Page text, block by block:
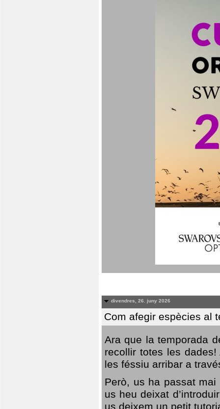
divendres, 26. juny 2026
Com afegir espècies al
Ara que la temporada
recollir totes les
les féssiu arribar a
Però, us ha passat
us heu deixat